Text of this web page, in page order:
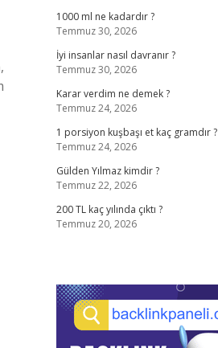
1000 ml ne kadardır ?
Temmuz 30, 2026
İyi insanlar nasıl davranır ?
Temmuz 30, 2026
Karar verdim ne demek ?
Temmuz 24, 2026
1 porsiyon kuşbaşı et kaç gramdır ?
Temmuz 24, 2026
Gülden Yılmaz kimdir ?
Temmuz 22, 2026
200 TL kaç yılında çıktı ?
Temmuz 20, 2026